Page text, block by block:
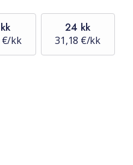
€/kk
24 kk
31,18 €/kk